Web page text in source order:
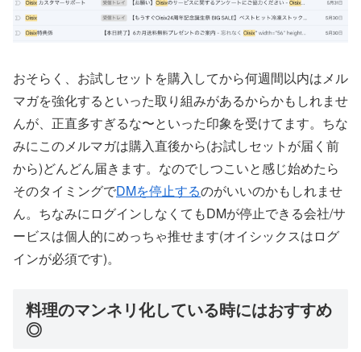
おそらく、お試しセットを購入してから何週間以内はメル
マガを強化するといった取り組みがあるからかもしれませ
んが、正直多すぎるな〜といった印象を受けてます。ちな
みにこのメルマガは購入直後から(お試しセットが届く前
から)どんどん届きます。なのでしつこいと感じ始めたら
そのタイミングでDMを停止するのがいいのかもしれませ
ん。ちなみにログインしなくてもDMが停止できる会社/サ
ービスは個人的にめっちゃ推せます(オイシックスはログ
インが必須です)。
料理のマンネリ化している時にはおすすめ
◎